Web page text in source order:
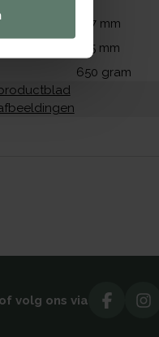
457 mm
355 mm
650 gram
of volg ons via